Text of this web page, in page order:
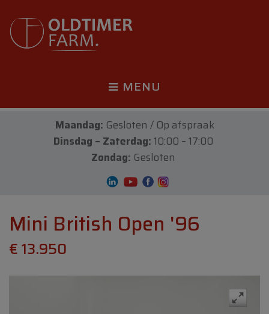
MENU
Maandag: Gesloten / Op afspraak
Dinsdag – Zaterdag:10:00 – 17:00
Zondag: Gesloten
Mini British Open '96
€ 13.950